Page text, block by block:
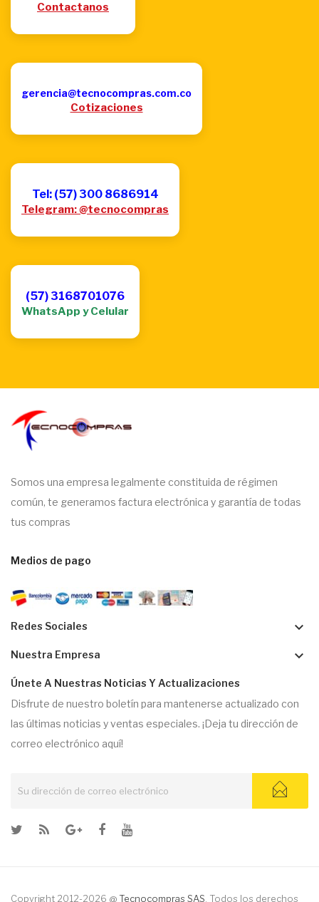
Contactanos
gerencia@tecnocompras.com.co
Cotizaciones
Tel: (57) 300 8686914
Telegram: @tecnocompras
(57) 3168701076
WhatsApp y Celular
Somos una empresa legalmente constituida de régimen
común, te generamos factura electrónica y garantía de todas
tus compras
Medios de pago
Redes Sociales keyboard_arrow_down
Nuestra Empresa keyboard_arrow_down
Únete A Nuestras Noticias Y Actualizaciones
Disfrute de nuestro boletín para mantenerse actualizado con
las últimas noticias y ventas especiales. ¡Deja tu dirección de
correo electrónico aquí!
Copyright 2012-2026 @ Tecnocompras SAS . Todos los derechos